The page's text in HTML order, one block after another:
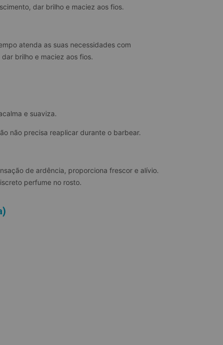
dar brilho e maciez aos fios.
atenda as suas necessidades com
brilho e maciez aos fios.
e suaviza.
não precisa reaplicar durante o barbear.
de ardência, proporciona frescor e alívio.
perfume no rosto.